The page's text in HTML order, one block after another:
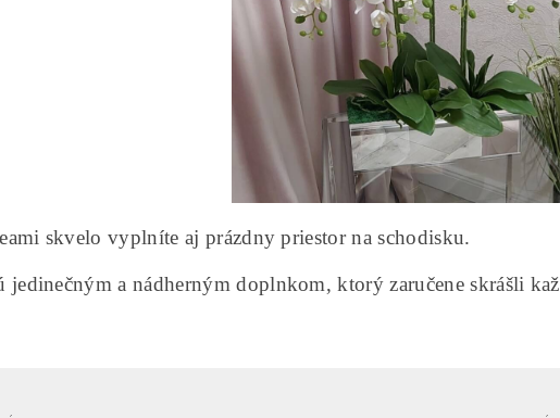
skvelo vyplníte aj prázdny priestor na schodisku.
jedinečným a nádherným doplnkom, ktorý zaručene skrášli